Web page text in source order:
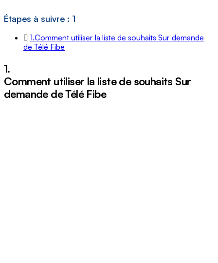
Étapes à suivre : 1
1.Comment utiliser la liste de souhaits Sur demande
de Télé Fibe
1.
Comment utiliser la liste de souhaits Sur
demande de Télé Fibe